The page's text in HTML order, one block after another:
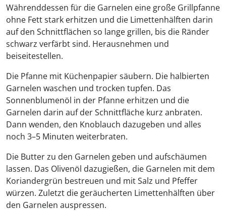
Währenddessen für die Garnelen eine große Grillpfanne
ohne Fett stark erhitzen und die Limettenhälften darin
auf den Schnittflächen so lange grillen, bis die Ränder
schwarz verfärbt sind. Herausnehmen und
beiseitestellen.
Die Pfanne mit Küchenpapier säubern. Die halbierten
Garnelen waschen und trocken tupfen. Das
Sonnenblumenöl in der Pfanne erhitzen und die
Garnelen darin auf der Schnittfläche kurz anbraten.
Dann wenden, den Knoblauch dazugeben und alles
noch 3–5 Minuten weiterbraten.
Die Butter zu den Garnelen geben und aufschäumen
lassen. Das Olivenöl dazugießen, die Garnelen mit dem
Koriandergrün bestreuen und mit Salz und Pfeffer
würzen. Zuletzt die geräucherten Limettenhälften über
den Garnelen auspressen.